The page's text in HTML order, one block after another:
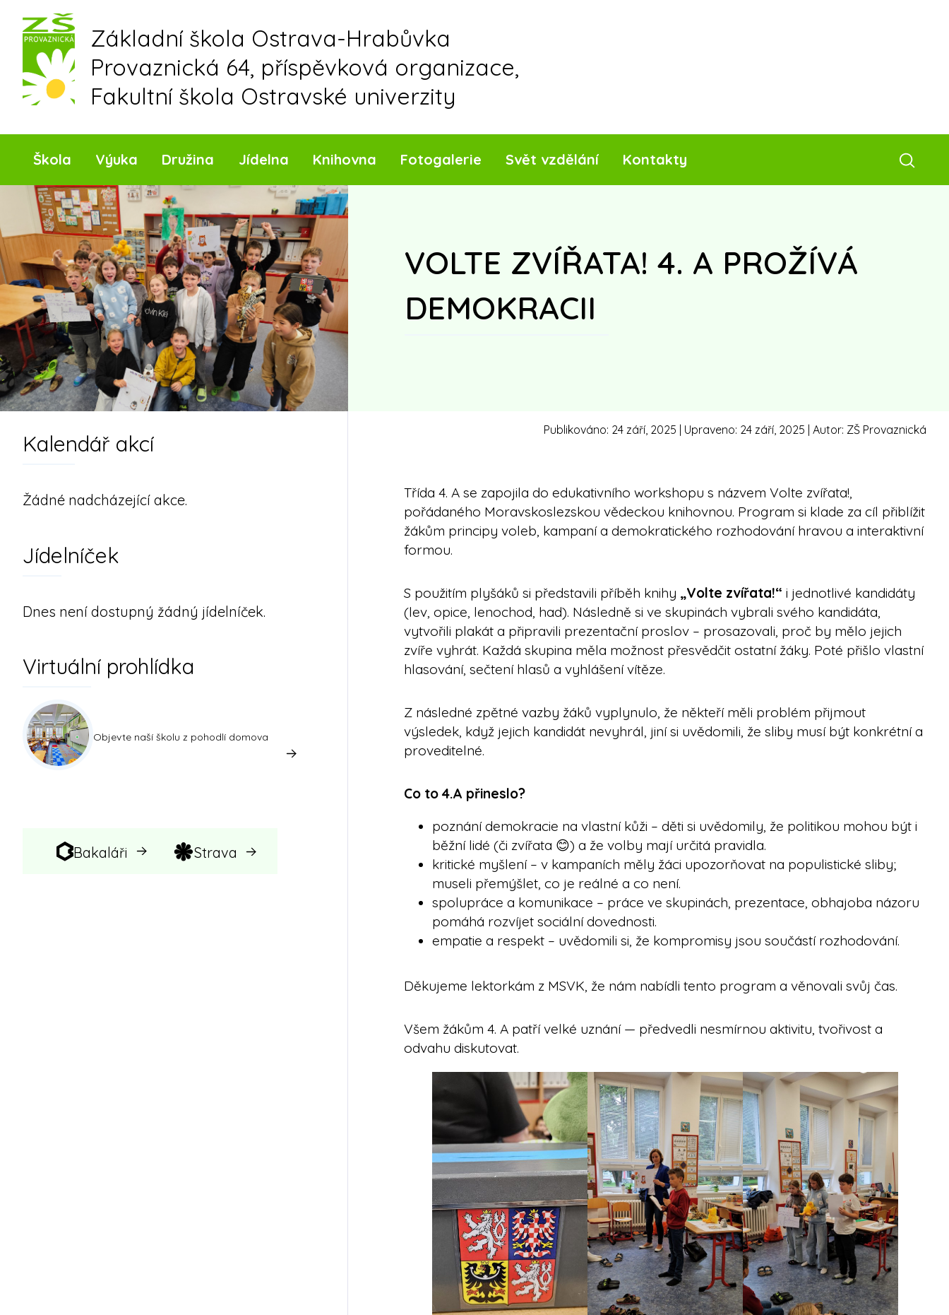
content
Základní škola Ostrava-Hrabůvka
Provaznická 64, příspěvková organizace,
Fakultní škola Ostravské univerzity
Škola Výuka Družina Jídelna Knihovna Fotogalerie Svět vzdělání Kontakty
VOLTE ZVÍŘATA! 4. A PROŽÍVÁ
DEMOKRACII
Publikováno: 24 září, 2025 | Upraveno: 24 září, 2025 | Autor: ZŠ Provaznická
Třída 4. A se zapojila do edukativního workshopu s názvem Volte zvířata!,
pořádaného Moravskoslezskou vědeckou knihovnou. Program si klade za cíl přiblížit
žákům principy voleb, kampaní a demokratického rozhodování hravou a interaktivní
formou.
S použitím plyšáků si představili příběh knihy „Volte zvířata!“ i jednotlivé kandidáty
(lev, opice, lenochod, had). Následně si ve skupinách vybrali svého kandidáta,
vytvořili plakát a připravili prezentační proslov – prosazovali, proč by mělo jejich
zvíře vyhrát. Každá skupina měla možnost přesvědčit ostatní žáky. Poté přišlo vlastní
hlasování, sečtení hlasů a vyhlášení vítěze.
Z následné zpětné vazby žáků vyplynulo, že někteří měli problém přijmout
výsledek, když jejich kandidát nevyhrál, jiní si uvědomili, že sliby musí být konkrétní a
proveditelné.
Co to 4.A přineslo?
poznání demokracie na vlastní kůži – děti si uvědomily, že politikou mohou být i
běžní lidé (či zvířata 😊) a že volby mají určitá pravidla.
kritické myšlení – v kampaních měly žáci upozorňovat na populistické sliby;
museli přemýšlet, co je reálné a co není.
spolupráce a komunikace – práce ve skupinách, prezentace, obhajoba názoru
pomáhá rozvíjet sociální dovednosti.
empatie a respekt – uvědomili si, že kompromisy jsou součástí rozhodování.
Děkujeme lektorkám z MSVK, že nám nabídli tento program a věnovali svůj čas.
Všem žákům 4. A patří velké uznání — předvedli nesmírnou aktivitu, tvořivost a
odvahu diskutovat.
Kalendář akcí
Žádné nadcházející akce.
Jídelníček
Dnes není dostupný žádný jídelníček.
Virtuální prohlídka
Objevte naší školu z pohodlí domova
Bakaláři Strava